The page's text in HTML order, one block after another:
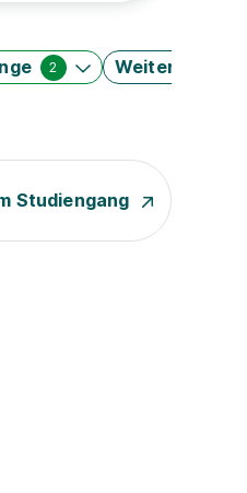
2 Weitere Filter
Studiengang